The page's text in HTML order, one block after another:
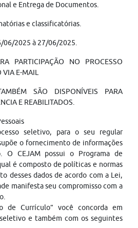
e Entrega de Documentos.
e classificatórias.
06/2025 à 27/06/2025.
PARTICIPAÇÃO NO PROCESSO
VIA E-MAIL
SÃO DISPONÍVEIS PARA
E REABILITADOS.
seletivo, para o seu regular
o fornecimento de informações
O CEJAM possui o Programa de
é composto de políticas e normas
desses dados de acordo com a Lei,
manifesta seu compromisso com a
de Currículo” você concorda em
e também com os seguintes